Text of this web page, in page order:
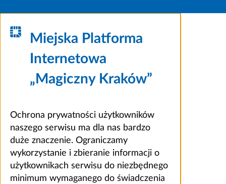
Miejska Platforma
Internetowa
„Magiczny Kraków”
Ochrona prywatności użytkowników
naszego serwisu ma dla nas bardzo
duże znaczenie. Ograniczamy
wykorzystanie i zbieranie informacji o
użytkownikach serwisu do niezbędnego
minimum wymaganego do świadczenia